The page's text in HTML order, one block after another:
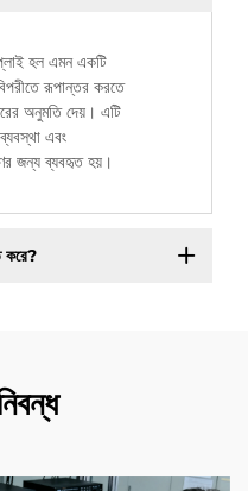
হল এমন একটি
রূপান্তর করতে
অনুমতি দেয়। এটি
এবং
জন্য ব্যবহৃত হয়।
করে?